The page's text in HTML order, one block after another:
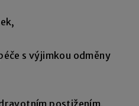
s výjimkou odměny
postižením,